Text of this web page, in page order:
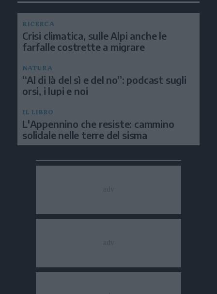
RICERCA
Crisi climatica, sulle Alpi anche le
farfalle costrette a migrare
NATURA
“Al di là del sì e del no”: podcast sugli
orsi, i lupi e noi
IL LIBRO
L'Appennino che resiste: cammino
solidale nelle terre del sisma